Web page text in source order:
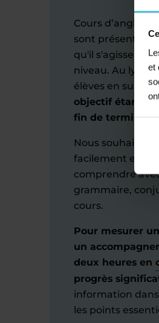
et
Cours d’anglais
sont présents
qu'il s'agisse
niveau. Au
élèves en
objectif étant
fin de terminale.
Nous
facilement en
comprendre
grammaire,
cours.
Pour mesurer
un
deux heures en
progrès
information
les points